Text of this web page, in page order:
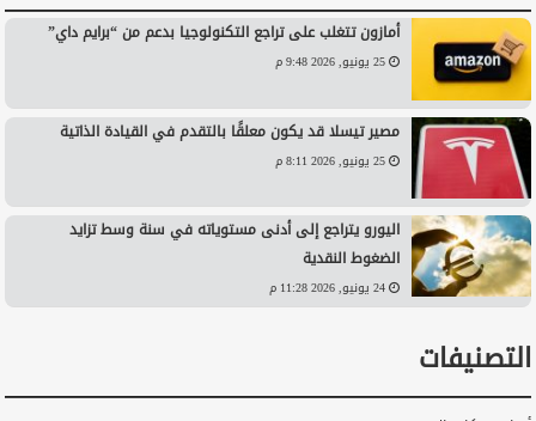
أمازون تتغلب على تراجع التكنولوجيا بدعم من “برايم داي”
25 يونيو, 2026 9:48 م
مصير تيسلا قد يكون معلقًا بالتقدم في القيادة الذاتية
25 يونيو, 2026 8:11 م
اليورو يتراجع إلى أدنى مستوياته في سنة وسط تزايد
الضغوط النقدية
24 يونيو, 2026 11:28 م
التصنيفات